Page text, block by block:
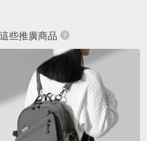
些推廣商品